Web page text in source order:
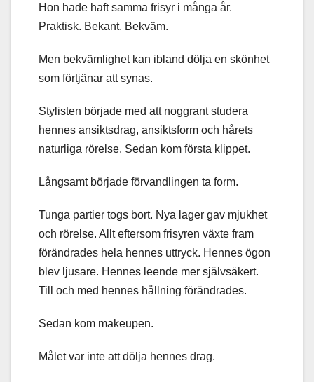
Hon hade haft samma frisyr i många år.
Praktisk. Bekant. Bekväm.
Men bekvämlighet kan ibland dölja en skönhet
som förtjänar att synas.
Stylisten började med att noggrant studera
hennes ansiktsdrag, ansiktsform och hårets
naturliga rörelse. Sedan kom första klippet.
Långsamt började förvandlingen ta form.
Tunga partier togs bort. Nya lager gav mjukhet
och rörelse. Allt eftersom frisyren växte fram
förändrades hela hennes uttryck. Hennes ögon
blev ljusare. Hennes leende mer självsäkert.
Till och med hennes hållning förändrades.
Sedan kom makeupen.
Målet var inte att dölja hennes drag.